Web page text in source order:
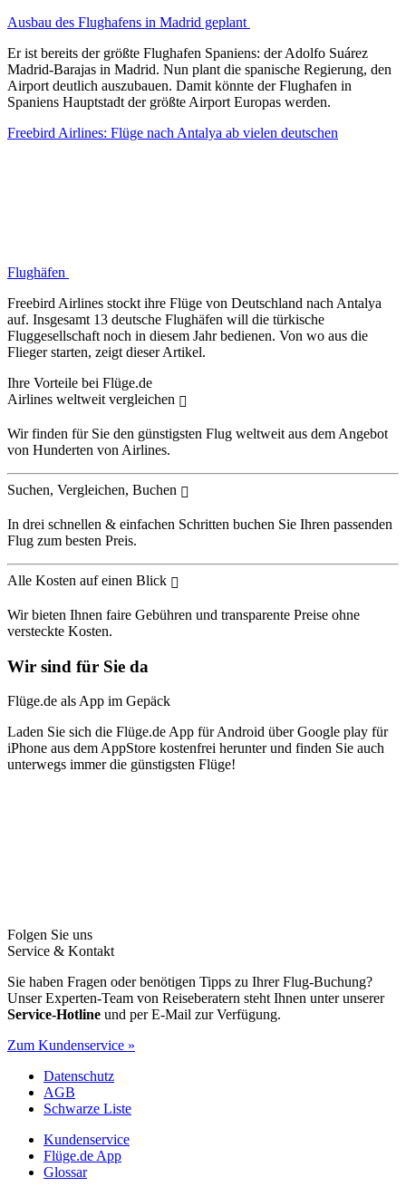
Ausbau des Flughafens in Madrid geplant
Er ist bereits der größte Flughafen Spaniens: der Adolfo Suárez
Madrid-Barajas in Madrid. Nun plant die spanische Regierung, den
Airport deutlich auszubauen. Damit könnte der Flughafen in
Spaniens Hauptstadt der größte Airport Europas werden.
Freebird Airlines: Flüge nach Antalya ab vielen deutschen
Flughäfen
Freebird Airlines stockt ihre Flüge von Deutschland nach Antalya
auf. Insgesamt 13 deutsche Flughäfen will die türkische
Fluggesellschaft noch in diesem Jahr bedienen. Von wo aus die
Flieger starten, zeigt dieser Artikel.
Ihre Vorteile bei Flüge.de
Airlines weltweit vergleichen
Wir finden für Sie den günstigsten Flug weltweit aus dem Angebot
von Hunderten von Airlines.
Suchen, Vergleichen, Buchen
In drei schnellen & einfachen Schritten buchen Sie Ihren passenden
Flug zum besten Preis.
Alle Kosten auf einen Blick
Wir bieten Ihnen faire Gebühren und transparente Preise ohne
versteckte Kosten.
Wir sind für Sie da
Flüge.de als App im Gepäck
Laden Sie sich die Flüge.de App für Android über Google play für
iPhone aus dem AppStore kostenfrei herunter und finden Sie auch
unterwegs immer die günstigsten Flüge!
Folgen Sie uns
Service & Kontakt
Sie haben Fragen oder benötigen Tipps zu Ihrer Flug-Buchung?
Unser Experten-Team von Reiseberatern steht Ihnen unter unserer
Service-Hotline und per E-Mail zur Verfügung.
Zum Kundenservice »
Datenschutz
AGB
Schwarze Liste
Kundenservice
Flüge.de App
Glossar